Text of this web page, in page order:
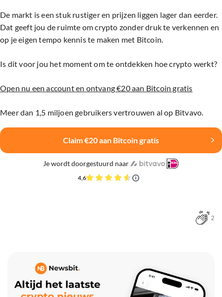
De markt is een stuk rustiger en prijzen liggen lager dan eerder.
Dat geeft jou de ruimte om crypto zonder druk te verkennen en
op je eigen tempo kennis te maken met Bitcoin.
Is dit voor jou het moment om te ontdekken hoe crypto werkt?
Open nu een account en ontvang €20 aan Bitcoin gratis
Meer dan 1,5 miljoen gebruikers vertrouwen al op Bitvavo.
Claim €20 aan Bitcoin gratis
Je wordt doorgestuurd naar
4,6
2